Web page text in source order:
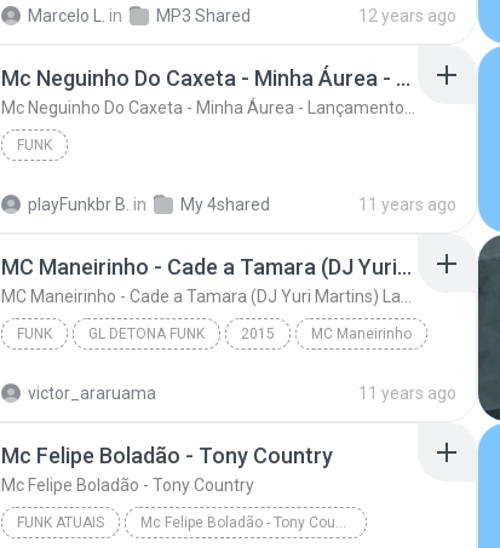
Marcelo L. in MP3 Shared 12 years ago
Mc Neguinho Do Caxeta - Minha Áurea - Lançamento 2015
FUNK
playFunkbr B. in My 4shared 11 years ago
MC Maneirinho - Cade a Tamara (DJ Yuri Martins) Lançamento Oficial 2015
FUNK GL DETONA FUNK 2015 MC Maneirinho
victor_araruama 11 years ago
Mc Felipe Boladão - Tony Country
Mc Felipe Boladão - Tony Country
FUNK ATUAIS Mc Felipe Boladão - Tony Country